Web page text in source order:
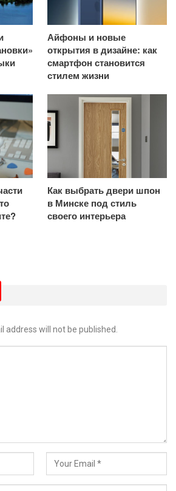
Айфоны и новые
открытия в дизайне: как
смартфон становится
стилем жизни
Как выбрать двери шпон
в Минске под стиль
своего интерьера
address will not be published.